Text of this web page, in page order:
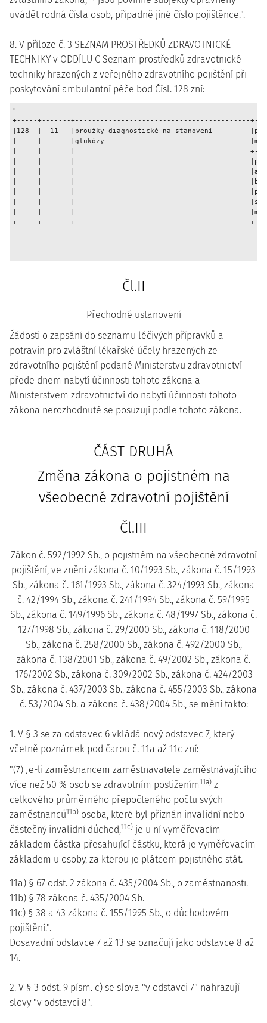
uvádět rodná čísla osob, případně jiné číslo pojištěnce.".
8. V příloze č. 3 SEZNAM PROSTŘEDKŮ ZDRAVOTNICKÉ
TECHNIKY v ODDÍLU C Seznam prostředků zdravotnické
techniky hrazených z veřejného zdravotního pojištění při
poskytování ambulantní péče bod Čísl. 128 zní:
"
+-----+-------+------------------------------------------
|128  |  11   |proužky diagnostické na stanovení
|     |       |glukózy
|     |       |
|     |       |                                          |pouze na
|     |       |                                          |a
|     |       |                                          |byl
|     |       |
|     |       |
|     |       |
+-----+-------+------------------------------------------
Čl.II
Přechodné ustanovení
Žádosti o zapsání do seznamu léčivých přípravků a
potravin pro zvláštní lékařské účely hrazených ze
zdravotního pojištění podané Ministerstvu zdravotnictví
přede dnem nabytí účinnosti tohoto zákona a
Ministerstvem zdravotnictví do nabytí účinnosti tohoto
zákona nerozhodnuté se posuzují podle tohoto zákona.
ČÁST DRUHÁ
Změna zákona o pojistném na
všeobecné zdravotní pojištění
Čl.III
Zákon č. 592/1992 Sb., o pojistném na všeobecné zdravotní
pojištění, ve znění zákona č. 10/1993 Sb., zákona č. 15/1993
Sb., zákona č. 161/1993 Sb., zákona č. 324/1993 Sb., zákona
č. 42/1994 Sb., zákona č. 241/1994 Sb., zákona č. 59/1995
Sb., zákona č. 149/1996 Sb., zákona č. 48/1997 Sb., zákona č.
127/1998 Sb., zákona č. 29/2000 Sb., zákona č. 118/2000
Sb., zákona č. 258/2000 Sb., zákona č. 492/2000 Sb.,
zákona č. 138/2001 Sb., zákona č. 49/2002 Sb., zákona č.
176/2002 Sb., zákona č. 309/2002 Sb., zákona č. 424/2003
Sb., zákona č. 437/2003 Sb., zákona č. 455/2003 Sb., zákona
č. 53/2004 Sb. a zákona č. 438/2004 Sb., se mění takto:
1. V § 3 se za odstavec 6 vkládá nový odstavec 7, který
včetně poznámek pod čarou č. 11a až 11c zní:
"(7) Je-li zaměstnancem zaměstnavatele zaměstnávajícího
více než 50 % osob se zdravotním postižením11a) z
celkového průměrného přepočteného počtu svých
zaměstnanců11b) osoba, které byl přiznán invalidní nebo
částečný invalidní důchod,11c) je u ní vyměřovacím
základem částka přesahující částku, která je vyměřovacím
základem u osoby, za kterou je plátcem pojistného stát.
11a) § 67 odst. 2 zákona č. 435/2004 Sb., o zaměstnanosti.
11b) § 78 zákona č. 435/2004 Sb.
11c) § 38 a 43 zákona č. 155/1995 Sb., o důchodovém
pojištění.".
Dosavadní odstavce 7 až 13 se označují jako odstavce 8 až
14.
2. V § 3 odst. 9 písm. c) se slova "v odstavci 7" nahrazují
slovy "v odstavci 8".